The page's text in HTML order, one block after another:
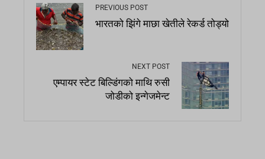
PREVIOUS POST
भारतको झिंगे माछा खेतीले रेकर्ड तोड्यो
NEXT POST
एम्पायर स्टेट बिल्डिंगको माथि रुसी
जोडीको इन्गेजमेन्ट